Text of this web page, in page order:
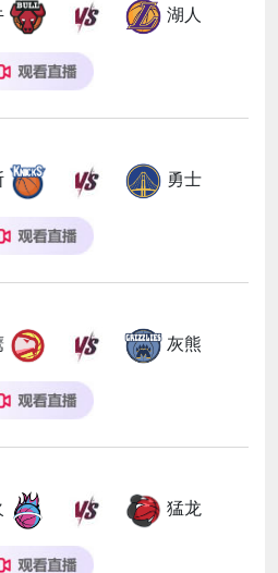
湖人
勇士
灰熊
猛龙